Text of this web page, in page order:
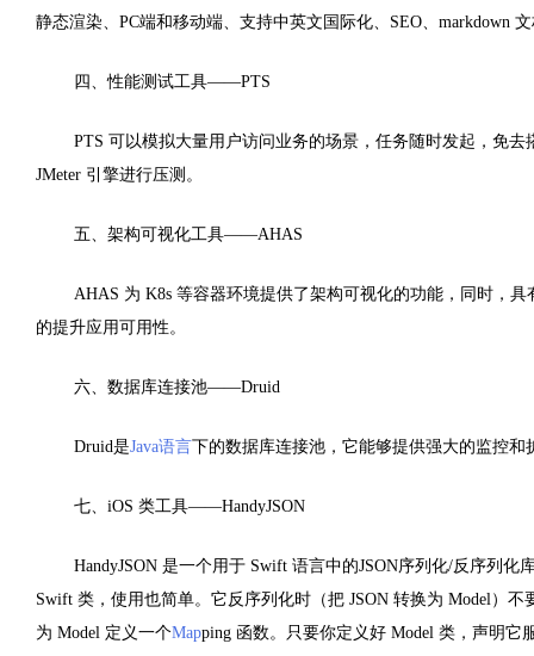
静态渲染、PC端和移动端、支持中英文国际化、SEO、markdown
四、性能测试工具——PTS
PTS 可以模拟大量用户访问业务的场景，任务随时发起，免
JMeter 引擎进行压测。
五、架构可视化工具——AHAS
AHAS 为 K8s 等容器环境提供了架构可视化的功能，同时，
的提升应用可用性。
六、数据库连接池——Druid
Druid是Java语言下的数据库连接池，它能够提供强大的监控
七、iOS 类工具——HandyJSON
HandyJSON 是一个用于 Swift 语言中的JSON序列化/反序列化
Swift 类，使用也简单。它反序列化时（把 JSON 转换为 Model）
为 Model 定义一个Mapping 函数。只要你定义好 Model 类，声明它